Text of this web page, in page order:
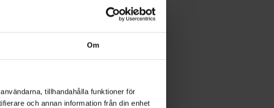
Om
tillhandahålla funktioner för
och annan information från din enhet